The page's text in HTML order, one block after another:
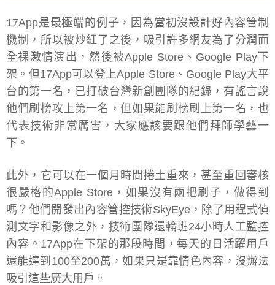
17App是最極端的例子，因為當初沒設計好內容管制
機制，所以被炒紅了之後，吸引許多網友為了分潤而
全裸激情演出，然後被Apple Store、Google Play下
架。但17App可以登上Apple Store、Google Play大平
台的第一名，已打破台灣新創團隊的紀錄，有謠言說
他們刷榜攻上第一名，但如果能刷榜刷上第一名，也
代表技術非常厲害，大家應該要跟他們拜師學藝一
下。
此外，它可以在一個月時間捲土重來，甚至重回審核
很嚴格的Apple Store，如果沒有兩把刷子，做得到
嗎？他們開發出內容管控技術SkyEye，除了用程式偵
測文字和影像之外，技術團隊還輪班24小時人工監控
內容。17App在下架的那段時間，每天的日活躍用戶
還能達到100至200萬，如果只是靠情色內容，沒辦法
吸引這些廣大用戶。